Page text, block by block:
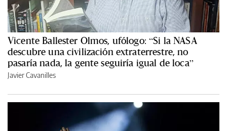
Vicente Ballester Olmos, ufólogo: “Si la NASA
descubre una civilización extraterrestre, no
pasaría nada, la gente seguiría igual de loca”
Javier Cavanilles